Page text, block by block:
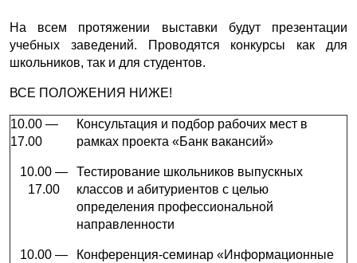
На всем протяжении выставки будут презентации
учебных заведений. Проводятся конкурсы как для
школьников, так и для студентов.
ВСЕ ПОЛОЖЕНИЯ НИЖЕ!
10.00 —
17.00
Консультация и подбор рабочих мест в
рамках проекта «Банк вакансий»
10.00 —
17.00
Тестирование школьников выпускных
классов и абитуриентов с целью
определения профессиональной
направленности
10.00 —
Конференция-семинар «Информационные